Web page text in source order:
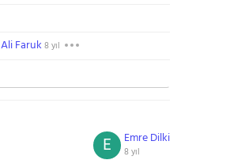
Ali Faruk 8 yıl
Emre Dilki
8 yıl
E